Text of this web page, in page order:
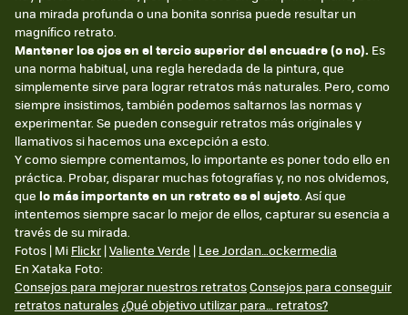
una mirada profunda o una bonita sonrisa puede resultar un
magnífico retrato.
Mantener los ojos en el tercio superior del encuadre (o no). Es
una norma habitual, una regla heredada de la pintura, que
simplemente sirve para lograr retratos más naturales. Pero, como
siempre insistimos, también podemos saltarnos las normas y
experimentar. Se pueden conseguir retratos más originales y
llamativos si hacemos una excepción a esto.
Y como siempre comentamos, lo importante es poner todo ello en
práctica. Probar, disparar muchas fotografías y, no nos olvidemos,
que lo más importante en un retrato es el sujeto. Así que
intentemos siempre sacar lo mejor de ellos, capturar su esencia a
través de su mirada.
Fotos | Mi Flickr |Valiente Verde | Lee Jordan…ockermedia
En Xataka Foto:
Consejos para mejorar nuestros retratosConsejos para conseguir
retratos naturales¿Qué objetivo utilizar para… retratos?